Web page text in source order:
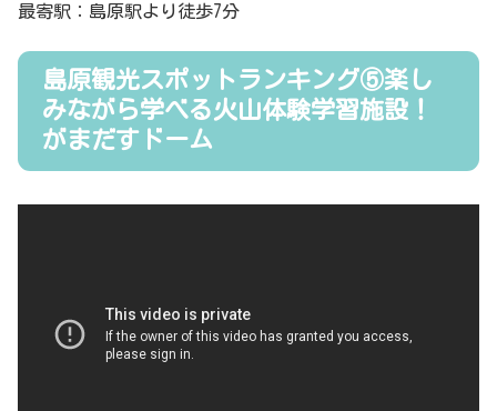
最寄駅：島原駅より徒歩7分
島原観光スポットランキング⑤楽し
みながら学べる火山体験学習施設！
がまだすドーム